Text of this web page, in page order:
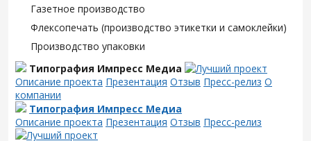
Газетное производство
Флексопечать (производство этикетки и самоклейки)
Производство упаковки
Типография Импресс Медиа
Описание проекта Презентация Отзыв Пресс-релиз О
компании
Типография Импресс Медиа
Описание проекта Презентация Отзыв Пресс-релиз